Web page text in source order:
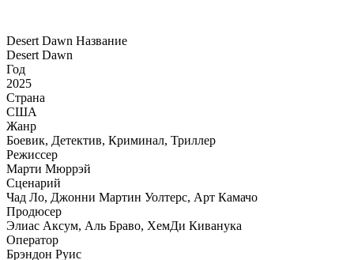
Desert Dawn Название
Desert Dawn
Год
2025
Страна
США
Жанр
Боевик, Детектив, Криминал, Триллер
Режиссер
Марти Мюррэй
Сценарий
Чад Ло, Джонни Мартин Уолтерс, Арт Камачо
Продюсер
Элиас Аксум, Аль Браво, ХемДи Киванука
Оператор
Брэндон Руис